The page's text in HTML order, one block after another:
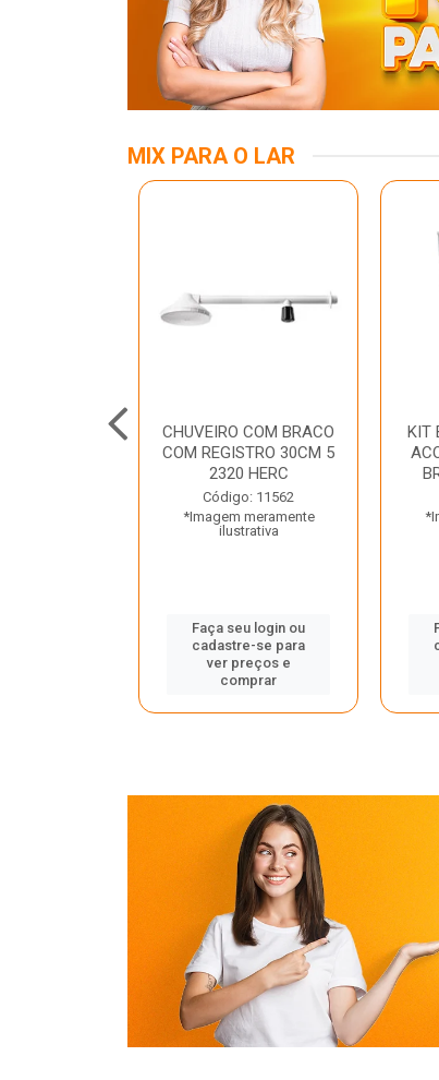
MIX PARA O LAR
CHUVEIRO COM BRACO
COM REGISTRO 30CM 5
2320 HERC
Código: 11562
*Imagem meramente
ilustrativa
Faça seu login ou
cadastre-se para
ver preços e
comprar
KIT